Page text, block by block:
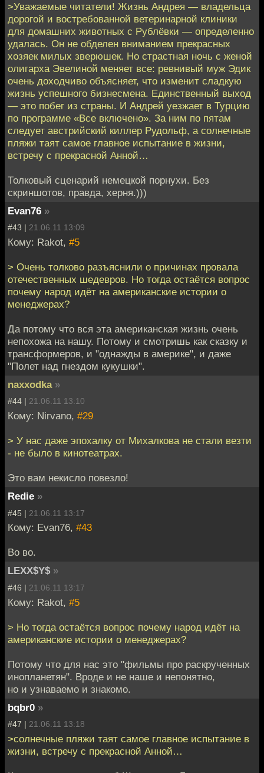
>Уважаемые читатели! Жизнь Андрея — владельца
дорогой и востребованной ветеринарной клиники
для домашних животных с Рублёвки — определенно
удалась. Он не обделен вниманием прекрасных
хозяек милых зверюшек. Но страстная ночь с женой
олигарха Эвелиной меняет все: ревнивый муж Эдик
очень доходчиво объясняет, что изменит сладкую
жизнь успешного бизнесмена. Единственный выход
— это побег из страны. И Андрей уезжает в Турцию
по программе «Все включено». За ним по пятам
следует австрийский киллер Рудольф, а солнечные
пляжи таят самое главное испытание в жизни,
встречу с прекрасной Анной…
Толковый сценарий немецкой порнухи. Без
скриншотов, правда, херня.)))
Evan76 »
#43 | 21.06.11 13:09
Кому: Rakot, #5
> Очень толково разъяснили о причинах провала
отечественных шедевров. Но тогда остаётся вопрос
почему народ идёт на американские истории о
менеджерах?
Да потому что вся эта американская жизнь очень
непохожа на нашу. Потому и смотришь как сказку и
трансформеров, и "однажды в америке", и даже
"Полет над гнездом кукушки".
naxxodka »
#44 | 21.06.11 13:10
Кому: Nirvano, #29
> У нас даже эпохалку от Михалкова не стали везти
- не было в кинотеатрах.
Это вам некисло повезло!
Redie »
#45 | 21.06.11 13:17
Кому: Evan76, #43
Во во.
LEXX$Y$ »
#46 | 21.06.11 13:17
Кому: Rakot, #5
> Но тогда остаётся вопрос почему народ идёт на
американские истории о менеджерах?
Потому что для нас это "фильмы про раскрученных
инопланетян". Вроде и не наше и непонятно,
но и узнаваемо и знакомо.
bqbr0 »
#47 | 21.06.11 13:18
>солнечные пляжи таят самое главное испытание в
жизни, встречу с прекрасной Анной…